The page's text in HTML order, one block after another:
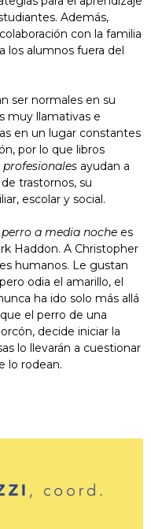
Además,
con la familia
los alumnos fuera del
ser normales en su
muy llamativas e
en un lugar constantes
por lo que libros
ayudan a
trastornos, su
escolar y social.
a media noche es
Haddon. A Christopher
humanos. Le gustan
odia el amarillo, el
ha ido solo más allá
el perro de una
decide iniciar la
lo llevarán a cuestionar
lo rodean.